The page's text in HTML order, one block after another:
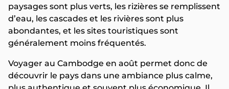
paysages sont plus verts, les rizières se remplissent
d’eau, les cascades et les rivières sont plus
abondantes, et les sites touristiques sont
généralement moins fréquentés.
Voyager au Cambodge en août permet donc de
découvrir le pays dans une ambiance plus calme,